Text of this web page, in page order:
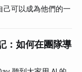
己可以成為他們的一
：如何在團隊導